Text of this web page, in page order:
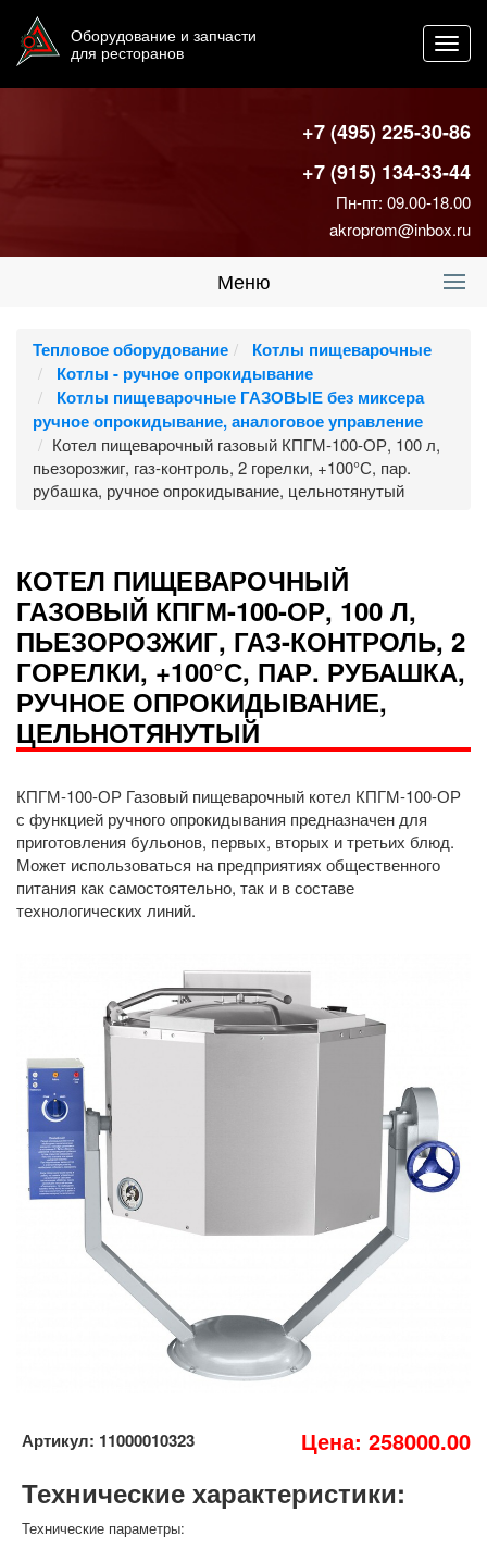
Оборудование и запчасти
для ресторанов
+7 (495) 225-30-86
+7 (915) 134-33-44
Пн-пт: 09.00-18.00
akroprom@inbox.ru
Меню
Тепловое оборудование
Котлы пищеварочные
Котлы - ручное опрокидывание
Котлы пищеварочные ГАЗОВЫЕ без миксера
ручное опрокидывание, аналоговое управление
Котел пищеварочный газовый КПГМ-100-ОР, 100 л,
пьезорозжиг, газ-контроль, 2 горелки, +100°С, пар.
рубашка, ручное опрокидывание, цельнотянутый
КОТЕЛ ПИЩЕВАРОЧНЫЙ
ГАЗОВЫЙ КПГМ-100-ОР, 100 Л,
ПЬЕЗОРОЗЖИГ, ГАЗ-КОНТРОЛЬ, 2
ГОРЕЛКИ, +100°С, ПАР. РУБАШКА,
РУЧНОЕ ОПРОКИДЫВАНИЕ,
ЦЕЛЬНОТЯНУТЫЙ
КПГМ-100-ОР Газовый пищеварочный котел КПГМ-100-ОР
с функцией ручного опрокидывания предназначен для
приготовления бульонов, первых, вторых и третьих блюд.
Может использоваться на предприятиях общественного
питания как самостоятельно, так и в составе
технологических линий.
Артикул: 11000010323 Цена: 258000.00
Технические характеристики:
Технические параметры: